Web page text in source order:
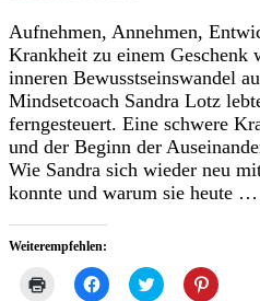
Aufnehmen, Annehmen,
Krankheit zu einem Geschenk
inneren Bewusstseinswandel
Mindsetcoach Sandra Lotz
ferngesteuert. Eine schwere
und der Beginn der
Wie Sandra sich wieder neu
konnte und warum sie heute …
Weiterempfehlen:
Klicken
zum
Klick,
um
Klick,
um
Klick,
um